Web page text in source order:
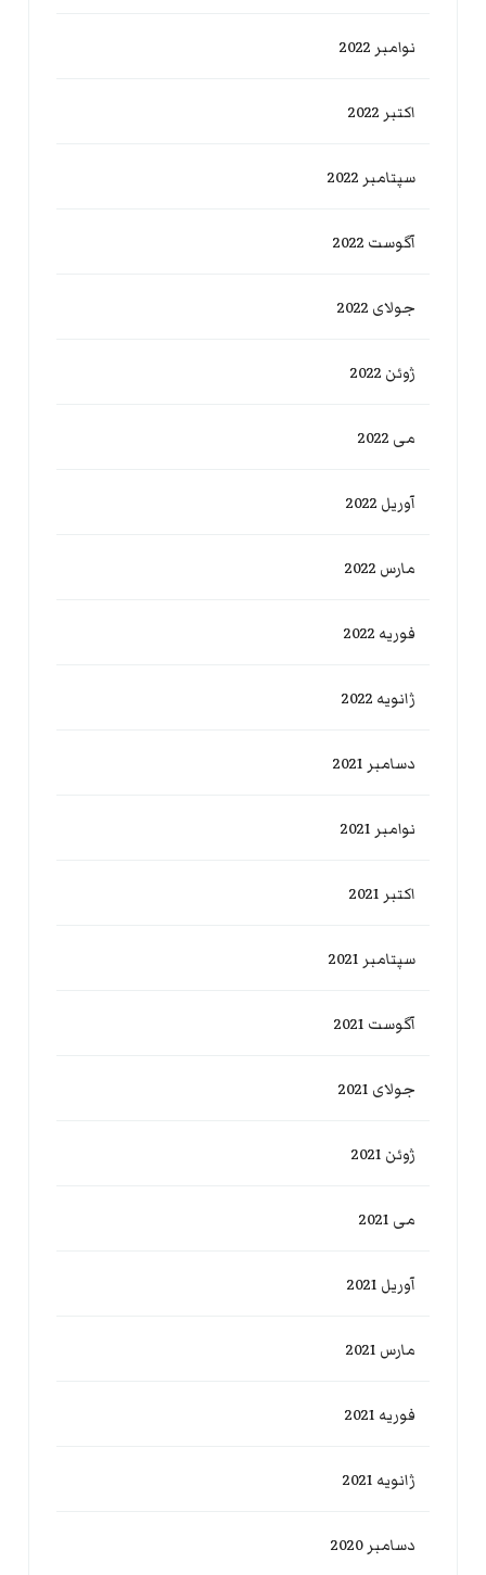
نوامبر 2022
اکتبر 2022
سپتامبر 2022
آگوست 2022
جولای 2022
ژوئن 2022
می 2022
آوریل 2022
مارس 2022
فوریه 2022
ژانویه 2022
دسامبر 2021
نوامبر 2021
اکتبر 2021
سپتامبر 2021
آگوست 2021
جولای 2021
ژوئن 2021
می 2021
آوریل 2021
مارس 2021
فوریه 2021
ژانویه 2021
دسامبر 2020